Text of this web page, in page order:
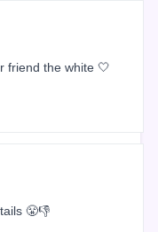
friend the white 🤍
😤👎